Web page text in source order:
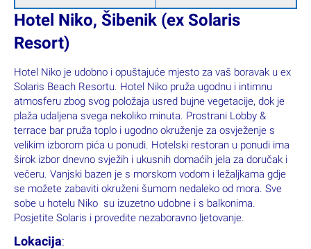
Hotel Niko, Šibenik (ex Solaris
Resort)
Hotel Niko je udobno i opuštajuće mjesto za vaš boravak u ex
Solaris Beach Resortu. Hotel Niko pruža ugodnu i intimnu
atmosferu zbog svog položaja usred bujne vegetacije, dok je
plaža udaljena svega nekoliko minuta. Prostrani Lobby &
terrace bar pruža toplo i ugodno okruženje za osvježenje s
velikim izborom pića u ponudi. Hotelski restoran u ponudi ima
širok izbor dnevno svježih i ukusnih domaćih jela za doručak i
večeru. Vanjski bazen je s morskom vodom i ležaljkama gdje
se možete zabaviti okruženi šumom nedaleko od mora. Sve
sobe u hotelu Niko su izuzetno udobne i s balkonima.
Posjetite Solaris i provedite nezaboravno ljetovanje.
Lokacija: